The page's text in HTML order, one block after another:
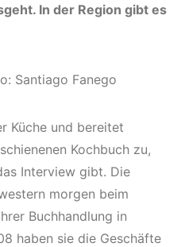
In der Region gibt es
Santiago Fanego
Küche und bereitet
Kochbuch zu,
Interview gibt. Die
morgen beim
Buchhandlung in
haben sie die Geschäfte